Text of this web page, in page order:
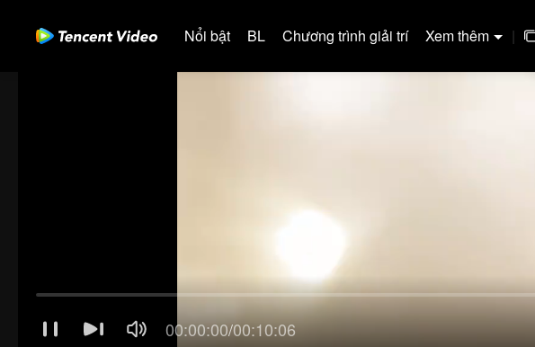
Nổi bật BL Chương trình giải trí Xem thêm |